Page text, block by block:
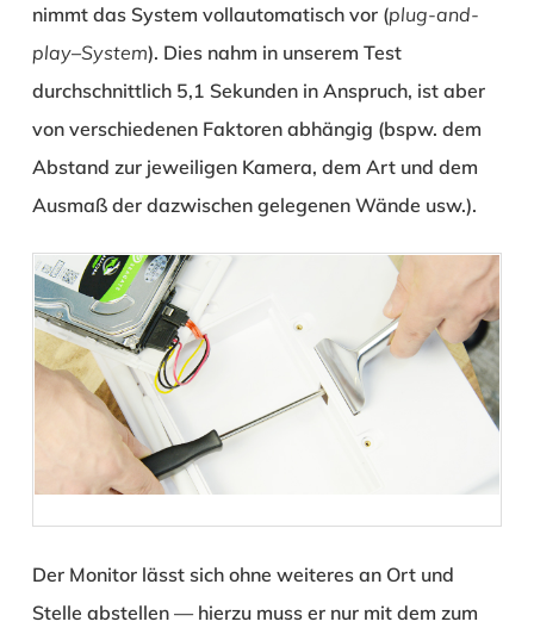
nimmt das System vollautomatisch vor (plug-and-
play–System). Dies nahm in unserem Test
durchschnittlich 5,1 Sekunden in Anspruch, ist aber
von verschiedenen Faktoren abhängig (bspw. dem
Abstand zur jeweiligen Kamera, dem Art und dem
Ausmaß der dazwischen gelegenen Wände usw.).
Der Monitor lässt sich ohne weiteres an Ort und
Stelle abstellen — hierzu muss er nur mit dem zum